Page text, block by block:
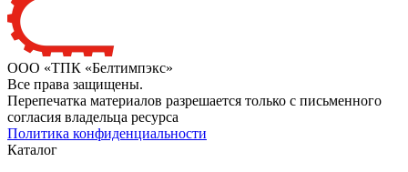
ООО «ТПК «Белтимпэкс»
Все права защищены.
Перепечатка материалов разрешается только с письменного
согласия владельца ресурса
Политика конфиденциальности
Каталог